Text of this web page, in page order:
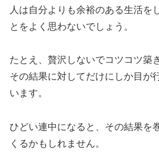
人は自分よりも余裕のある生活を
とをよく思わないでしょう。
たとえ、贅沢しないでコツコツ築
その結果に対してだけにしか目が
います。
ひどい連中になると、その結果を
くるかもしれません。